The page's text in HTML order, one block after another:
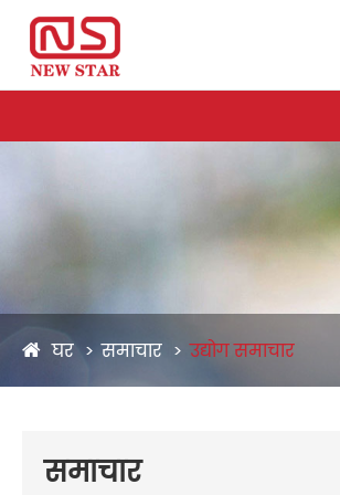
घर समाचार उद्योग समाचार
समाचार